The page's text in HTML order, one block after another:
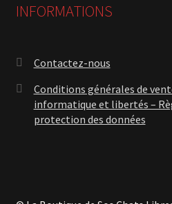
INFORMATIONS
Contactez-nous
Conditions générales de
informatique et libertés –
protection des données